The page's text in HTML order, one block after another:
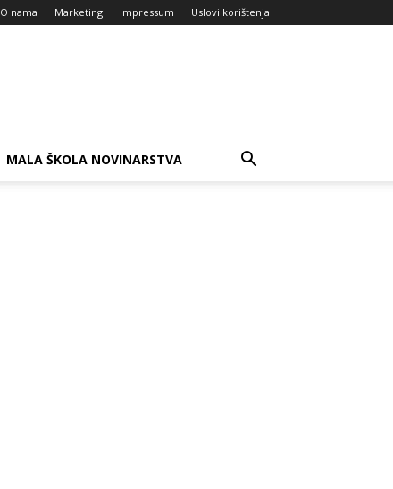
O nama Marketing Impressum Uslovi korištenja
MALA ŠKOLA NOVINARSTVA